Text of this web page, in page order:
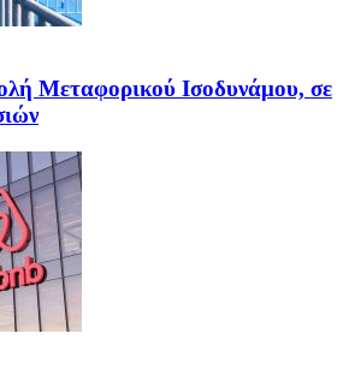
Μεταφορικού Ισοδυνάμου, σε